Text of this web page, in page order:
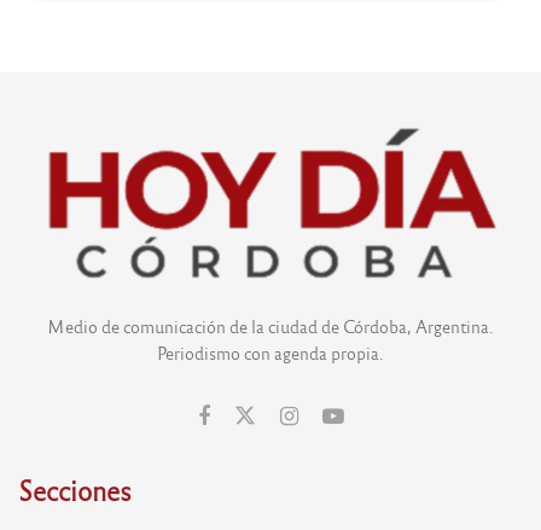
Medio de comunicación de la ciudad de Córdoba, Argentina.
Periodismo con agenda propia.
Secciones